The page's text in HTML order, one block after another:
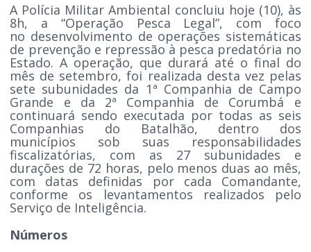
A Polícia Militar Ambiental concluiu hoje (10), às
8h, a “Operação Pesca Legal”, com foco
no desenvolvimento de operações sistemáticas
de prevenção e repressão à pesca predatória no
Estado. A operação, que durará até o final do
mês de setembro, foi realizada desta vez pelas
sete subunidades da 1ª Companhia de Campo
Grande e da 2ª Companhia de Corumbá e
continuará sendo executada por todas as seis
Companhias do Batalhão, dentro dos
municípios sob suas responsabilidades
fiscalizatórias, com as 27 subunidades e
durações de 72 horas, pelo menos duas ao mês,
com datas definidas por cada Comandante,
conforme os levantamentos realizados pelo
Serviço de Inteligência.
Números